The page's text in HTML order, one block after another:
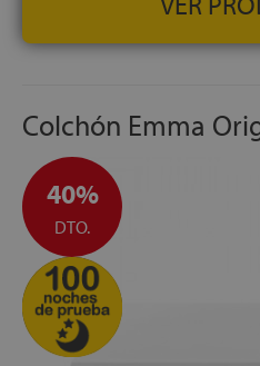
Colchón Emma
40%
DTO.